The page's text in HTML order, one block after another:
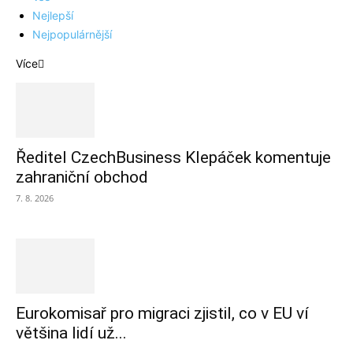
Nejlepší
Nejpopulárnější
Více
Ředitel CzechBusiness Klepáček komentuje
zahraniční obchod
7. 8. 2026
Eurokomisař pro migraci zjistil, co v EU ví
většina lidí už...